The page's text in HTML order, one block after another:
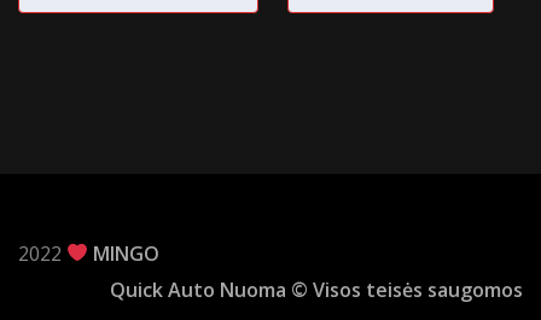
2022
MINGO
Quick Auto Nuoma © Visos teisės saugomos